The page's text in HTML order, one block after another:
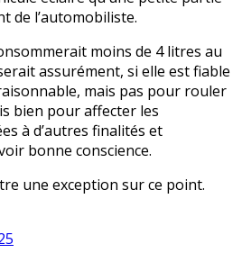
de l’automobiliste.
moins de 4 litres au
assurément, si elle est fiable
mais pas pour rouler
bien pour affecter les
à d’autres finalités et
bonne conscience.
une exception sur ce point.